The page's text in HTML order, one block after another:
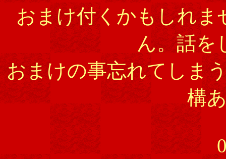
おまけ付くかもしれ
ん。話を
おまけの事忘れてしま
構